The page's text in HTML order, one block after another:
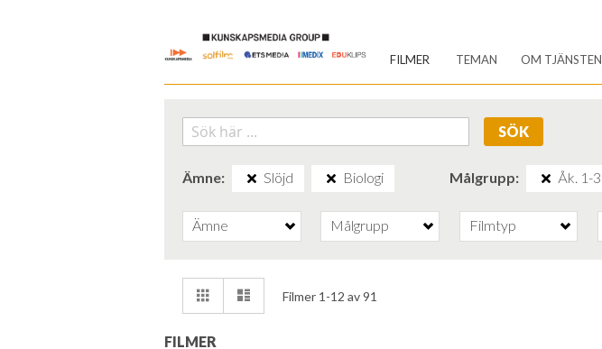
Content
FILMER TEMAN OM TJÄNSTEN
SÖK
Ämne Slöjd Biologi Målgrupp Åk. 1-3
Ämne Målgrupp Filmtyp
Visa
som
Rutnät ListaFilmer 1 -12 av91
FILMER